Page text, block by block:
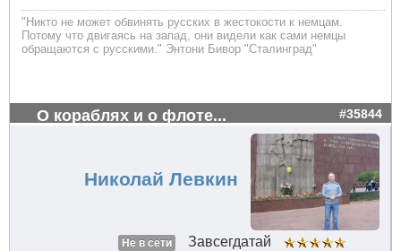
"Никто не может обвинять русских в жестокости к немцам.
Потому что двигаясь на запад, они видели как сами немцы
обращаются с русскими." Энтони Бивор "Сталинград"
О кораблях и о флоте... #35844
Николай Левкин
Не в сети
Завсегдатай